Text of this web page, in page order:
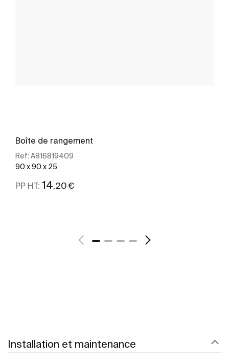
Boîte de rangement
Ref: A816819409
90 x 90 x 25
PP HT: 14,20 €
Installation et maintenance